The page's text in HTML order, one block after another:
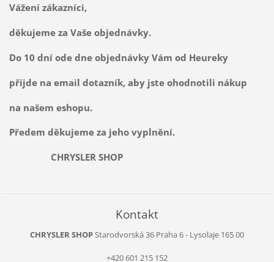
Vážení zákazníci,
děkujeme za Vaše objednávky.
Do 10 dní ode dne objednávky Vám od Heureky
přijde na email dotazník, aby jste ohodnotili nákup
na našem eshopu.
Předem děkujeme za jeho vyplnění.
CHRYSLER SHOP
Kontakt
CHRYSLER SHOPStarodvorská 36 Praha 6 - Lysolaje 165 00
+420 601 215 152